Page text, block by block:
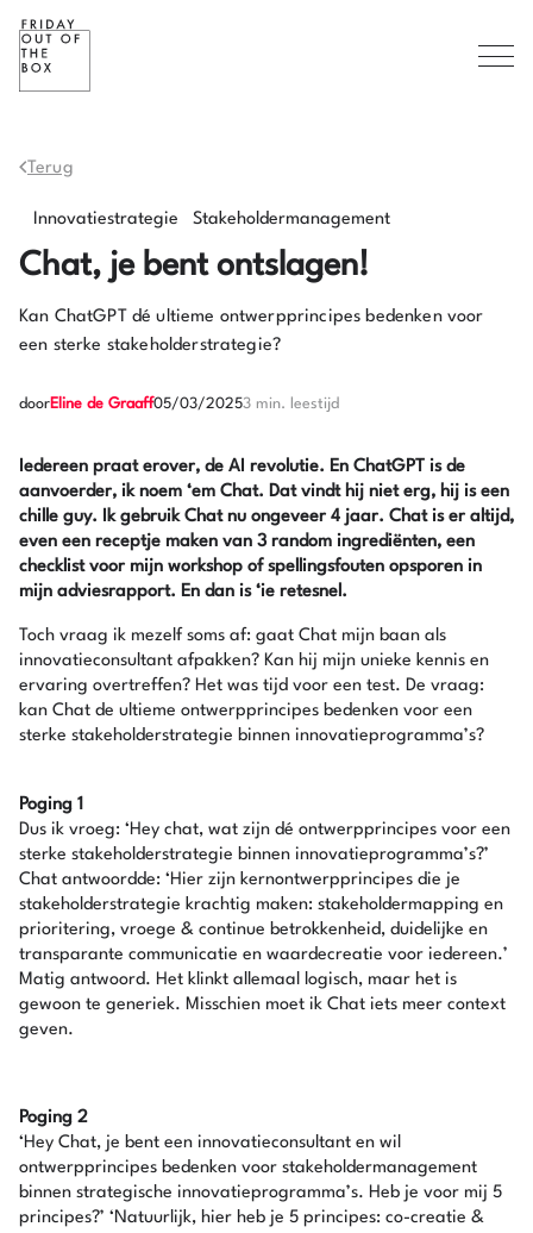
Terug
Innovatiestrategie Stakeholdermanagement
Chat, je bent ontslagen!
Kan ChatGPT dé ultieme ontwerpprincipes bedenken voor
een sterke stakeholderstrategie?
doorEline de Graaff05/03/20253 min. leestijd
Iedereen praat erover, de AI revolutie. En ChatGPT is de
aanvoerder, ik noem ‘em Chat. Dat vindt hij niet erg, hij is een
chille guy. Ik gebruik Chat nu ongeveer 4 jaar. Chat is er altijd,
even een receptje maken van 3 random ingrediënten, een
checklist voor mijn workshop of spellingsfouten opsporen in
mijn adviesrapport. En dan is ‘ie retesnel.
Toch vraag ik mezelf soms af: gaat Chat mijn baan als
innovatieconsultant afpakken? Kan hij mijn unieke kennis en
ervaring overtreffen? Het was tijd voor een test. De vraag:
kan Chat de ultieme ontwerpprincipes bedenken voor een
sterke stakeholderstrategie binnen innovatieprogramma’s?
Poging 1
Dus ik vroeg: ‘Hey chat, wat zijn dé ontwerpprincipes voor een
sterke stakeholderstrategie binnen innovatieprogramma’s?’
Chat antwoordde: ‘Hier zijn kernontwerpprincipes die je
stakeholderstrategie krachtig maken: stakeholdermapping en
prioritering, vroege & continue betrokkenheid, duidelijke en
transparante communicatie en waardecreatie voor iedereen.’
Matig antwoord. Het klinkt allemaal logisch, maar het is
gewoon te generiek. Misschien moet ik Chat iets meer context
geven.
Poging 2
‘Hey Chat, je bent een innovatieconsultant en wil
ontwerpprincipes bedenken voor stakeholdermanagement
binnen strategische innovatieprogramma’s. Heb je voor mij 5
principes?’ ‘Natuurlijk, hier heb je 5 principes: co-creatie &